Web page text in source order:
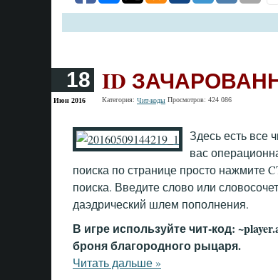
Здесь есть все
вас
поиска по странице просто нажмите
поиска. Введите слово или
даэдрический шлем пополнения.
В игре используйте чит-код:
броня благородного рыцаря.
Читать дальше »
18
Июн 2016
ID
Категория: Чит-коды Просмотров: 424 086